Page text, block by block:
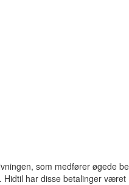
som medfører øgede
har disse betalinger